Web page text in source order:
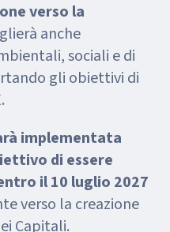
verso la
anche
sociali e di
gli obiettivi di
implementata
di essere
il 10 luglio 2027
verso la creazione
Capitali.